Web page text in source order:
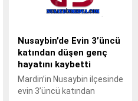
öğrenilemeyen 33 BED 762
Cizre istikametine seyir
halindeyken kontrolden
çıkarak orta refüjdeki demir
bariyerlere çarpıp
devrildi.Kazada araç içinde
mahsur kalan...
Nusaybin’de Evin 3’üncü
katından düşen genç
hayatını kaybetti
Mardin’in Nusaybin ilçesinde
evin 3’üncü katından